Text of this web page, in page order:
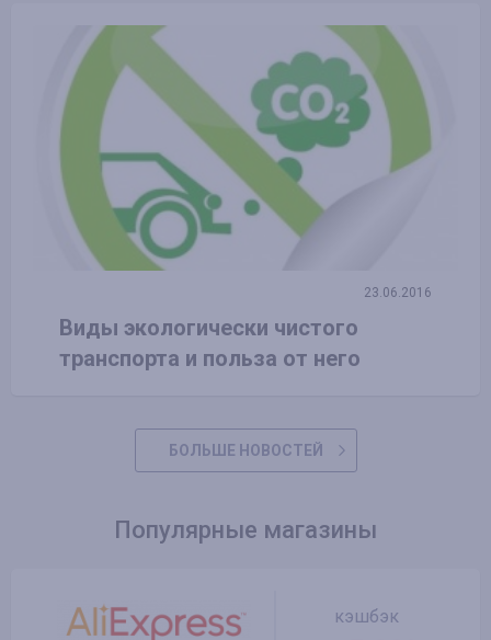
23.06.2016
Виды экологически чистого
транспорта и польза от него
БОЛЬШЕ НОВОСТЕЙ
Популярные магазины
кэшбэк